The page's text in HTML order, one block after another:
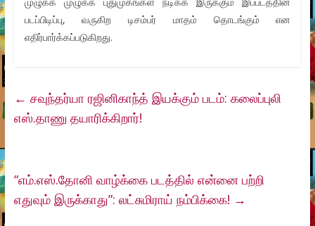
படப்பிடிப்பு, வருகிற டிசம்பர் மாதம் தொடங்கும் என
எதிர்பார்க்கப்படுகிறது.
← சவுந்தர்யா ரஜினிகாந்த் இயக்கும் படம்: கலைப்புலி
எஸ்.தாணு தயாரிக்கிறார்!
“எம்.எஸ்.தோனி வாழ்க்கை படத்தில் என்னை பற்றி
எதுவும் இருக்காது”: லட்சுமிராய் நம்பிக்கை! →